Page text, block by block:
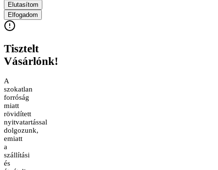
Elutasítom
Elfogadom
Tisztelt
Vásárlónk!
A
szokatlan
forróság
miatt
rövidített
nyitvatartással
dolgozunk,
emiatt
a
szállítási
és